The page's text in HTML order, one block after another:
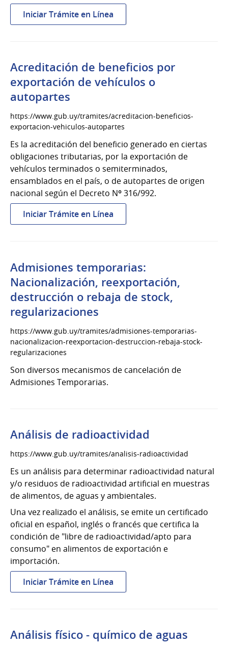
Iniciar Trámite en Línea
Ácido
de
movimientos
trimestrales
Acreditación de beneficios por
exportación de vehículos o
autopartes
https://www.gub.uy/tramites/acreditacion-beneficios-
exportacion-vehiculos-autopartes
Es la acreditación del beneficio generado en ciertas
obligaciones tributarias, por la exportación de
vehículos terminados o semiterminados,
ensamblados en el país, o de autopartes de origen
nacional según el Decreto Nº 316/992.
Iniciar Trámite en Línea
Acreditación
exportación
de
vehículos
Admisiones temporarias:
Nacionalización, reexportación,
destrucción o rebaja de stock,
regularizaciones
https://www.gub.uy/tramites/admisiones-temporarias-
nacionalizacion-reexportacion-destruccion-rebaja-stock-
regularizaciones
Son diversos mecanismos de cancelación de
Admisiones Temporarias.
Análisis de radioactividad
https://www.gub.uy/tramites/analisis-radioactividad
Es un análisis para determinar radioactividad natural
y/o residuos de radioactividad artificial en muestras
de alimentos, de aguas y ambientales.
Una vez realizado el análisis, se emite un certificado
oficial en español, inglés o francés que certifica la
condición de "libre de radioactividad/apto para
consumo" en alimentos de exportación e
importación.
Iniciar Trámite en Línea
Análisis
Análisis físico - químico de aguas